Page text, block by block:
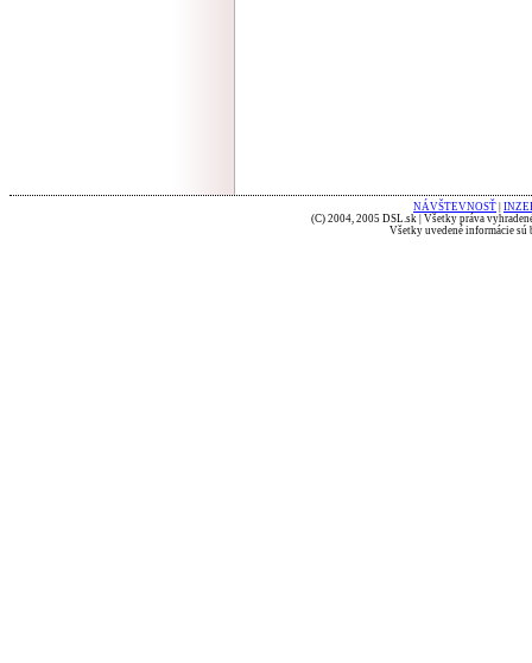
NÁVŠTEVNOSŤ
(C) 2004, 2005 DSL.sk | Všetky práva
Všetky uvedené informácie sú